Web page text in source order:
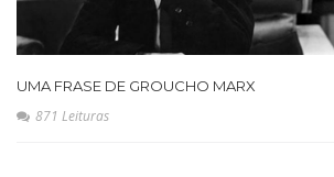
UMA FRASE DE GROUCHO MARX
871 Leituras